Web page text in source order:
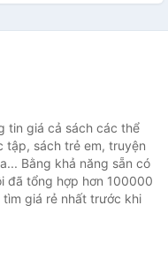
tin giá cả sách các thể
tập, sách trẻ em, truyện
Bằng khả năng sẵn có
đã tổng hợp hơn 100000
giá rẻ nhất trước khi